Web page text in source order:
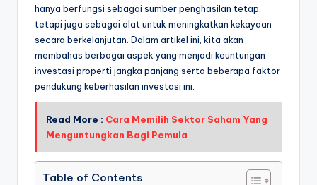
hanya berfungsi sebagai sumber penghasilan tetap,
tetapi juga sebagai alat untuk meningkatkan kekayaan
secara berkelanjutan. Dalam artikel ini, kita akan
membahas berbagai aspek yang menjadi keuntungan
investasi properti jangka panjang serta beberapa faktor
pendukung keberhasilan investasi ini.
Read More : Cara Memilih Sektor Saham Yang
Menguntungkan Bagi Pemula
Table of Contents